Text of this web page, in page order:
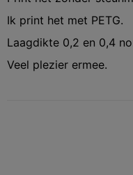
Ik print het met PETG.
Laagdikte 0,2 en 0,4
Veel plezier ermee.